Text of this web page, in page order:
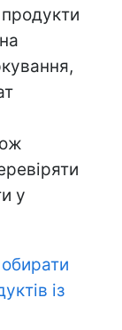
продукти
у
із